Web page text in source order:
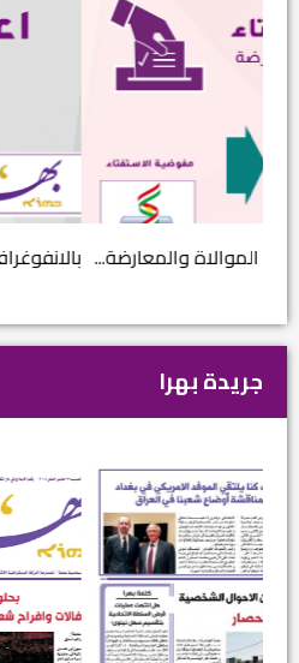
بالانفوغراف.. اعلام زوعا خلال عام 2017...
جريدة بهرا